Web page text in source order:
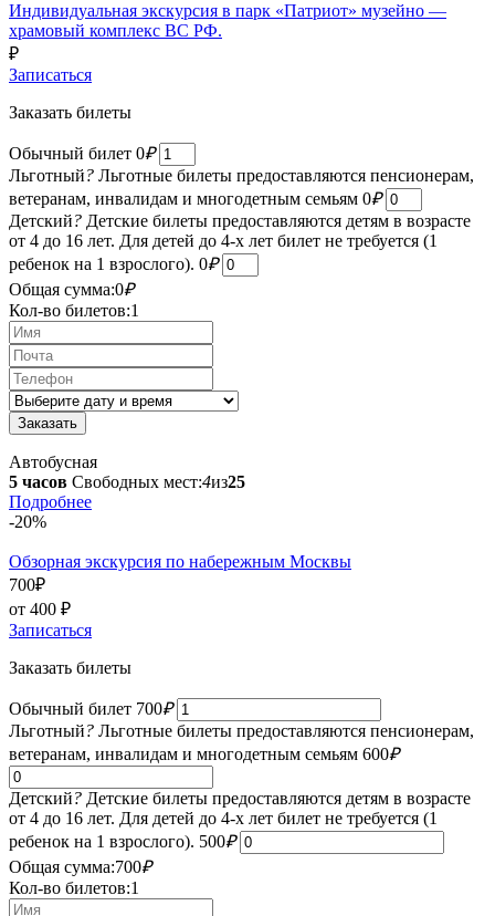
Индивидуальная экскурсия в парк «Патриот» музейно —
храмовый комплекс ВС РФ.
₽
Записаться
Заказать билеты
Обычный билет 0₽
Льготный? Льготные билеты предоставляются пенсионерам,
ветеранам, инвалидам и многодетным семьям 0₽
Детский? Детские билеты предоставляются детям в возрасте
от 4 до 16 лет. Для детей до 4-х лет билет не требуется (1
ребенок на 1 взрослого). 0₽
Общая сумма:0₽
Кол-во билетов:1
Автобусная
5 часов Свободных мест:4из25
Подробнее
-20%
Обзорная экскурсия по набережным Москвы
700₽
от 400 ₽
Записаться
Заказать билеты
Обычный билет 700₽
Льготный? Льготные билеты предоставляются пенсионерам,
ветеранам, инвалидам и многодетным семьям 600₽
Детский? Детские билеты предоставляются детям в возрасте
от 4 до 16 лет. Для детей до 4-х лет билет не требуется (1
ребенок на 1 взрослого). 500₽
Общая сумма:700₽
Кол-во билетов:1